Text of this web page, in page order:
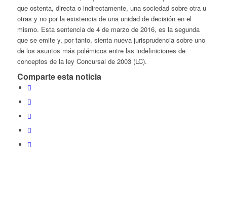
que ostenta, directa o indirectamente, una sociedad sobre otra u
otras y no por la existencia de una unidad de decisión en el
mismo. Esta sentencia de 4 de marzo de 2016, es la segunda
que se emite y, por tanto, sienta nueva jurisprudencia sobre uno
de los asuntos más polémicos entre las indefiniciones de
conceptos de la ley Concursal de 2003 (LC).
Comparte esta noticia